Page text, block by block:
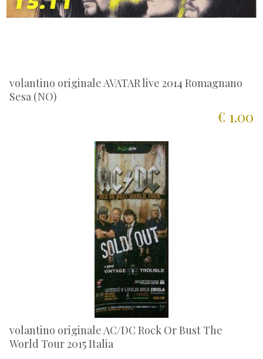
volantino originale AVATAR live 2014 Romagnano
Sesa (NO)
€ 1.00
volantino originale AC/DC Rock Or Bust The
World Tour 2015 Italia